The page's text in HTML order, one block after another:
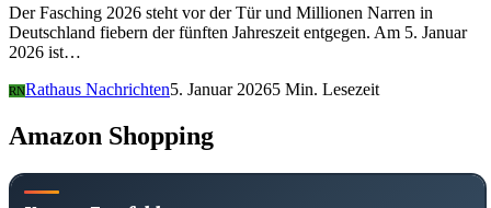
Der Fasching 2026 steht vor der Tür und Millionen Narren in
Deutschland fiebern der fünften Jahreszeit entgegen. Am 5. Januar
2026 ist…
RNRathaus Nachrichten5. Januar 20265 Min. Lesezeit
Amazon Shopping